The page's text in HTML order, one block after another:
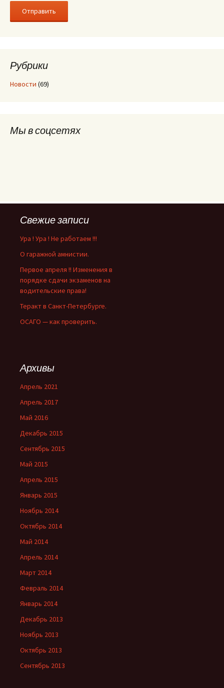
Рубрики
Новости (69)
Мы в соцсетях
Свежие записи
Ура ! Ура ! Не работаем !!!
О гаражной амнистии.
Первое апреля !! Изменения в
порядке сдачи экзаменов на
водительские права!
Теракт в Санкт-Петербурге.
ОСАГО — как проверить.
Архивы
Апрель 2021
Апрель 2017
Май 2016
Декабрь 2015
Сентябрь 2015
Май 2015
Апрель 2015
Январь 2015
Ноябрь 2014
Октябрь 2014
Май 2014
Апрель 2014
Март 2014
Февраль 2014
Январь 2014
Декабрь 2013
Ноябрь 2013
Октябрь 2013
Сентябрь 2013